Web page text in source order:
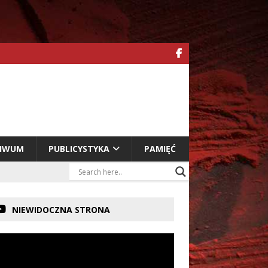
PUBLICYSTYKA PAMIĘĆ
NIEWIDOCZNA STRONA